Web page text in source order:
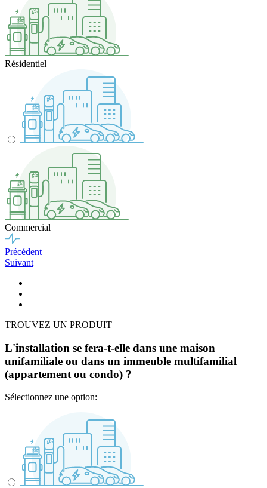
Résidentiel
Commercial
Précédent
Suivant
TROUVEZ UN PRODUIT
L'installation se fera-t-elle dans une maison
unifamiliale ou dans un immeuble multifamilial
(appartement ou condo) ?
Sélectionnez une option: